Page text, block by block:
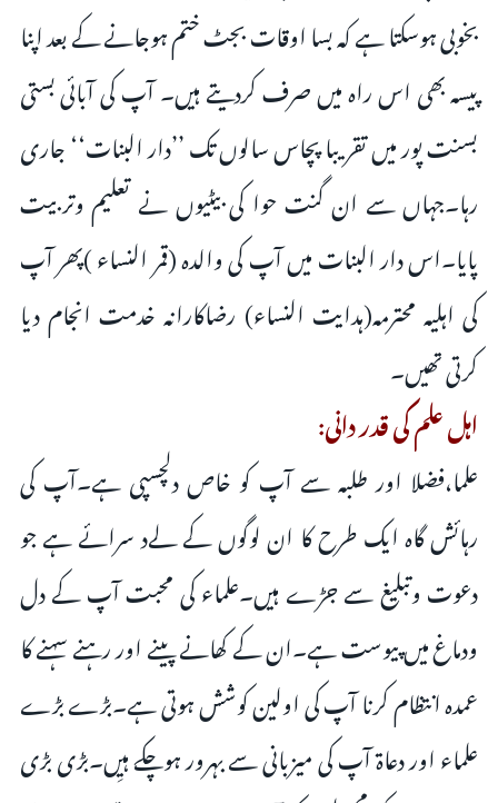
بخوبی ہوسکتا ہے کہ بسا اوقات بجٹ ختم ہوجانے کے بعد اپنا
پیسہ بھی اس راہ میں صرف کردیتے ہیں۔ آپ کی آبائی بستی
بسنت پور میں تقریبا پچاس سالوں تک ’’دار البنات‘‘ جاری
رہا۔جہاں سے ان گنت حوا کی بیٹیوں نے تعلیم وتربیت
پایا۔اس دار البنات میں آپ کی والدہ (قمر النساء )پھر آپ
کی اہلیہ محترمہ(ہدایت النساء) رضاکارانہ خدمت انجام دیا
کرتی تھیں۔
اہل علم کی قدر دانی:
علما،فضلا اور طلبہ سے آپ کو خاص دلچسپی ہے۔آپ کی
رہائش گاہ ایک طرح کا ان لوگوں کے لےد سرائے ہے جو
دعوت وتبلیغ سے جڑے ہیں۔علماء کی محبت آپ کے دل
ودماغ میں پیوست ہے۔ان کے کھانے پینے اور رہنے سہنے کا
عمدہ انتظام کرنا آپ کی اولین کوشش ہوتی ہے۔بڑے بڑے
علماء اور دعاۃ آپ کی میزبانی سے بہرور ہوچکے ہیِں۔بڑی بڑی